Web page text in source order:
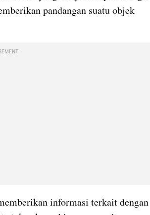
pandangan suatu objek
informasi terkait dengan